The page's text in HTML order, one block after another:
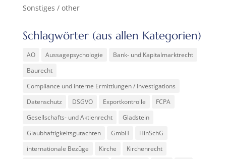
Sonstiges / other
Schlagwörter (aus allen Kategorien)
AO Aussagepsychologie
Bank- und Kapitalmarktrecht
Baurecht
Compliance und interne Ermittlungen / Investigations
Datenschutz
DSGVO Exportkontrolle
FCPA
Gesellschafts- und Aktienrecht
Gladstein
Glaubhaftigkeitsgutachten
GmbH
HinSchG
internationale Bezüge
Kirche Kirchenrecht